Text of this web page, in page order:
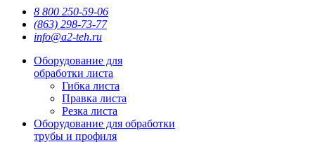
8 800 250-59-06
(863) 298-73-77
info@a2-teh.ru
Оборудование для
обработки листа
Гибка листа
Правка листа
Резка листа
Оборудование для обработки
трубы и профиля